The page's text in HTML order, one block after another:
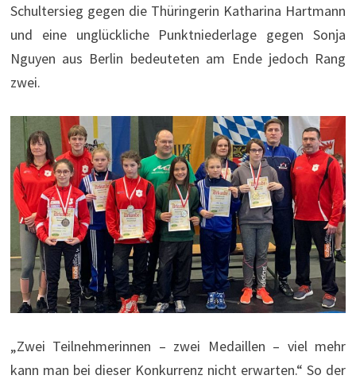
Schultersieg gegen die Thüringerin Katharina Hartmann
und eine unglückliche Punktniederlage gegen Sonja
Nguyen aus Berlin bedeuteten am Ende jedoch Rang
zwei.
„Zwei Teilnehmerinnen – zwei Medaillen – viel mehr
kann man bei dieser Konkurrenz nicht erwarten.“ So der